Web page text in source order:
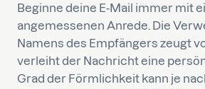
Beginne deine E-Mail immer mit
angemessenen Anrede. Die
Namens des Empfängers zeugt
verleiht der Nachricht eine
Grad der Förmlichkeit kann je